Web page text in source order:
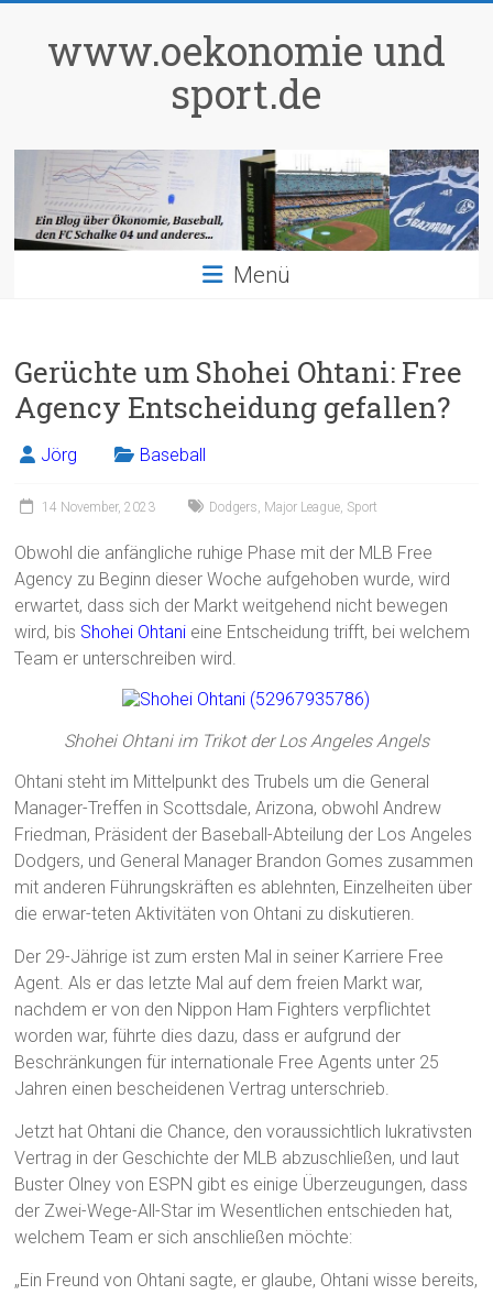
springenwww.oekonomie und
sport.de
Menü
Gerüchte um Shohei Ohtani: Free
Agency Entscheidung gefallen?
Jörg Baseball
14 November, 2023 Dodgers, Major League, Sport
Obwohl die anfängliche ruhige Phase mit der MLB Free
Agency zu Beginn dieser Woche aufgehoben wurde, wird
erwartet, dass sich der Markt weitgehend nicht bewegen
wird, bis Shohei Ohtani eine Entscheidung trifft, bei welchem
Team er unterschreiben wird.
Shohei Ohtani im Trikot der Los Angeles Angels
Ohtani steht im Mittelpunkt des Trubels um die General
Manager-Treffen in Scottsdale, Arizona, obwohl Andrew
Friedman, Präsident der Baseball-Abteilung der Los Angeles
Dodgers, und General Manager Brandon Gomes zusammen
mit anderen Führungskräften es ablehnten, Einzelheiten über
die erwar-teten Aktivitäten von Ohtani zu diskutieren.
Der 29-Jährige ist zum ersten Mal in seiner Karriere Free
Agent. Als er das letzte Mal auf dem freien Markt war,
nachdem er von den Nippon Ham Fighters verpflichtet
worden war, führte dies dazu, dass er aufgrund der
Beschränkungen für internationale Free Agents unter 25
Jahren einen bescheidenen Vertrag unterschrieb.
Jetzt hat Ohtani die Chance, den voraussichtlich lukrativsten
Vertrag in der Geschichte der MLB abzuschließen, und laut
Buster Olney von ESPN gibt es einige Überzeugungen, dass
der Zwei-Wege-All-Star im Wesentlichen entschieden hat,
welchem Team er sich anschließen möchte:
„Ein Freund von Ohtani sagte, er glaube, Ohtani wisse bereits,